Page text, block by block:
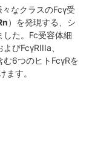
なクラスのFcγ受
）を発現する、シ
した。Fc受容体細
びFcγRIIIa、
む6つのヒトFcγRを
ます。